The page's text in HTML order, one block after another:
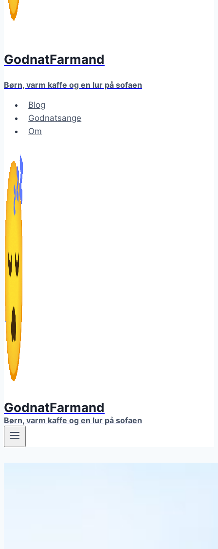
GodnatFarmand
Børn, varm kaffe og en lur på sofaen
Blog
Godnatsange
Om
GodnatFarmand
Børn, varm kaffe og en lur på sofaen